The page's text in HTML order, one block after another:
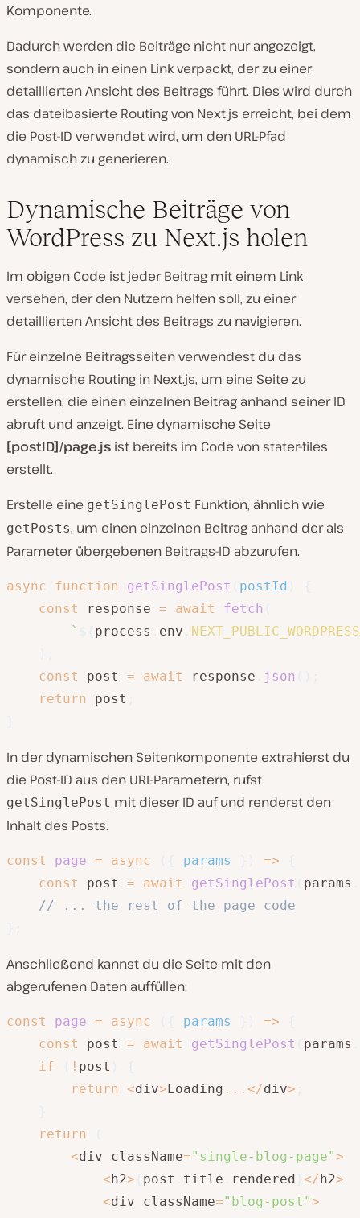
Komponente.
Dadurch werden die Beiträge nicht nur angezeigt,
sondern auch in einen Link verpackt, der zu einer
detaillierten Ansicht des Beitrags führt. Dies wird durch
das dateibasierte Routing von Next.js erreicht, bei dem
die Post-ID verwendet wird, um den URL-Pfad
dynamisch zu generieren.
Dynamische Beiträge von
WordPress zu Next.js holen
Im obigen Code ist jeder Beitrag mit einem Link
versehen, der den Nutzern helfen soll, zu einer
detaillierten Ansicht des Beitrags zu navigieren.
Für einzelne Beitragsseiten verwendest du das
dynamische Routing in Next.js, um eine Seite zu
erstellen, die einen einzelnen Beitrag anhand seiner ID
abruft und anzeigt. Eine dynamische Seite
[postID]/page.js ist bereits im Code von stater-files
erstellt.
Erstelle eine getSinglePost Funktion, ähnlich wie
getPosts, um einen einzelnen Beitrag anhand der als
Parameter übergebenen Beitrags-ID abzurufen.
async function getSinglePost postId
const
response = await fetch
`
process env
const
post = await response json
return post
In der dynamischen Seitenkomponente extrahierst du
die Post-ID aus den URL-Parametern, rufst
getSinglePost mit dieser ID auf und renderst den
Inhalt des Posts.
const page = async params =>
const
post = await getSinglePost params
// ... the rest of the page code
Anschließend kannst du die Seite mit den
abgerufenen Daten auffüllen:
const page = async params =>
const
post = await getSinglePost params
if
! post
return <div>Loading ... </div>
return
<div className="single-blog-page">
<h2> post title rendered </h2>
<div className="blog-post">